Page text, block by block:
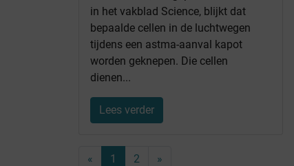
in het vakblad Science, blijkt dat
bepaalde cellen in de luchtwegen
tijdens een astma-aanval kapot
worden geknepen. Die cellen
dienen...
Lees verder
« 1 2 »